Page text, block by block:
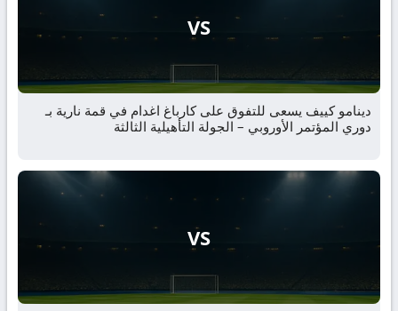
VS
دينامو كييف يسعى للتفوق على كارباغ اغدام في قمة نارية بـ
دوري المؤتمر الأوروبي – الجولة التأهيلية الثالثة
VS